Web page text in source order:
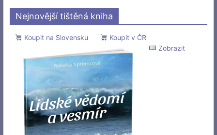
Nejnovější tištěná kniha
Koupit na Slovensku
Koupit v ČR
Zobrazit